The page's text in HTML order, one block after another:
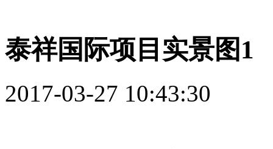
泰祥国际项目实景图1
2017-03-27 10:43:30